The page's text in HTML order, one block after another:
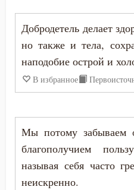
Очищение
Падение
Память
Печаль
Плач
Добродетель делает
но также и тела,
наподобие острой и
В избранное
Мы потому забываем
благополучием
называя себя часто
неискренно.